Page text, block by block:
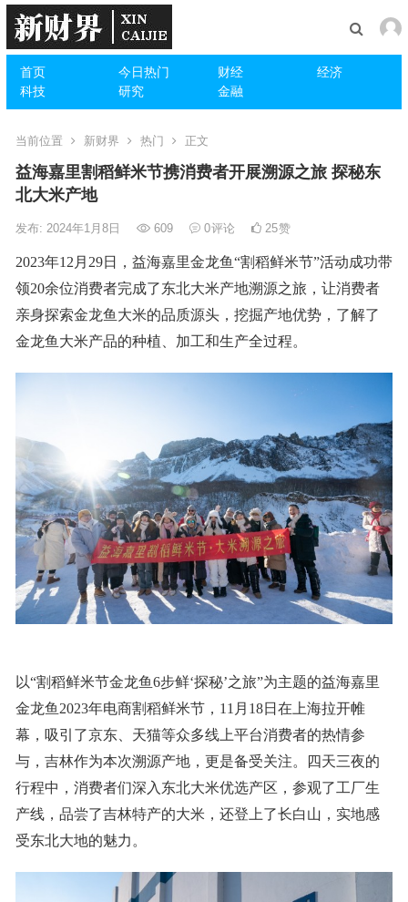
首页 今日热门 财经
经济
科技
研究 金融
当前位置 新财界 热门 正文
益海嘉里割稻鲜米节携消费者开展溯源之旅 探秘东
北大米产地
发布: 2024年1月8日 609 0评论 25赞
2023年12月29日，益海嘉里金龙鱼“割稻鲜米节”活动成功带
领20余位消费者完成了东北大米产地溯源之旅，让消费者
亲身探索金龙鱼大米的品质源头，挖掘产地优势，了解了
金龙鱼大米产品的种植、加工和生产全过程。
以“割稻鲜米节金龙鱼6步鲜‘探秘’之旅”为主题的益海嘉里
金龙鱼2023年电商割稻鲜米节，11月18日在上海拉开帷
幕，吸引了京东、天猫等众多线上平台消费者的热情参
与，吉林作为本次溯源产地，更是备受关注。四天三夜的
行程中，消费者们深入东北大米优选产区，参观了工厂生
产线，品尝了吉林特产的大米，还登上了长白山，实地感
受东北大地的魅力。